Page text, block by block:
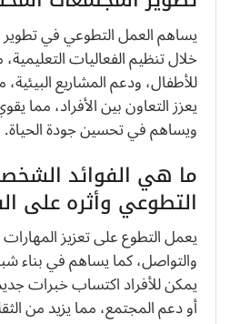
يساهم العمل التطوعي في
خلال تنظيم الفعاليات
للأطفال، ودعم المشاريع
يعزز التعاون بين الأفراد، مما
ويساهم في تحسين جودة الحياة.
ما هي الفوائد
التطوعي وأثره على
يعمل التطوع على تعزيز
والتواصل، كما يساهم في بناء
يمكن للأفراد اكتساب خبرات
أو دعم المجتمع، مما يزيد من